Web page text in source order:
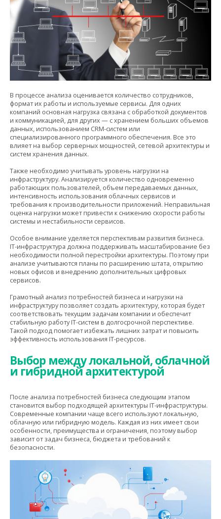
В процессе анализа оценивается количество сотрудников,
формат их работы и используемые сервисы. Для одних
компаний основная нагрузка связана с обработкой документов
и коммуникацией, для других — с хранением больших объемов
данных, использованием CRM-систем или
специализированного программного обеспечения. Все это
влияет на выбор серверных мощностей, сетевой архитектуры и
систем хранения данных.
Также необходимо учитывать уровень нагрузки на
инфраструктуру. Анализируется количество одновременно
работающих пользователей, объем передаваемых данных,
интенсивность использования облачных сервисов и
требования к производительности приложений. Неправильная
оценка нагрузки может привести к снижению скорости работы
системы и нестабильности сервисов.
Особое внимание уделяется перспективам развития бизнеса.
IT-инфраструктура должна поддерживать масштабирование без
необходимости полной перестройки архитектуры. Поэтому при
анализе учитываются планы по расширению штата, открытию
новых офисов и внедрению дополнительных цифровых
сервисов.
Грамотный анализ потребностей бизнеса и нагрузки на
инфраструктуру позволяет создать архитектуру, которая будет
соответствовать текущим задачам компании и обеспечит
стабильную работу IT-систем в долгосрочной перспективе.
Такой подход помогает избежать лишних затрат и повысить
эффективность использования IT-ресурсов.
Выбор между локальной, облачной
и гибридной архитектурой
После анализа потребностей бизнеса следующим этапом
становится выбор подходящей архитектуры IT-инфраструктуры.
Современные компании чаще всего используют локальную,
облачную или гибридную модель. Каждая из них имеет свои
особенности, преимущества и ограничения, поэтому выбор
зависит от задач бизнеса, бюджета и требований к
безопасности.